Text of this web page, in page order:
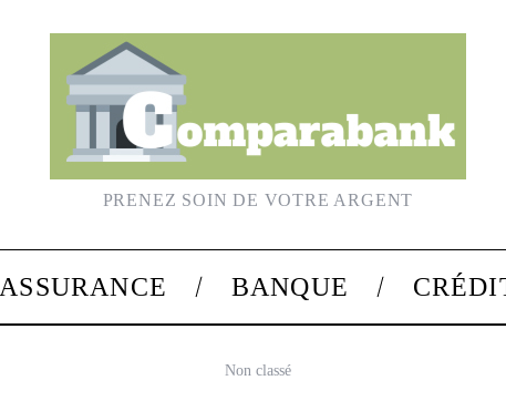
PRENEZ SOIN DE VOTRE ARGENT
ASSURANCE BANQUE
Non classé